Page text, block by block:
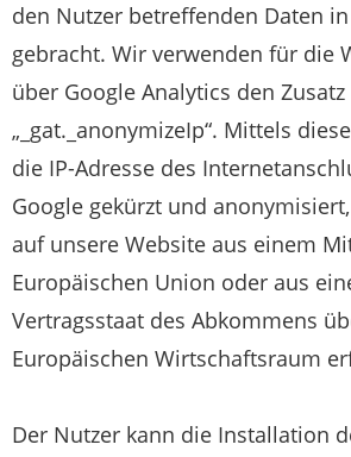
den Nutzer betreffenden Daten
gebracht. Wir verwenden für die
über Google Analytics den Zusatz
„_gat._anonymizeIp“. Mittels
die IP-Adresse des
Google gekürzt und
auf unsere Website aus einem
Europäischen Union oder aus
Vertragsstaat des Abkommens
Europäischen Wirtschaftsraum
Der Nutzer kann die Installation